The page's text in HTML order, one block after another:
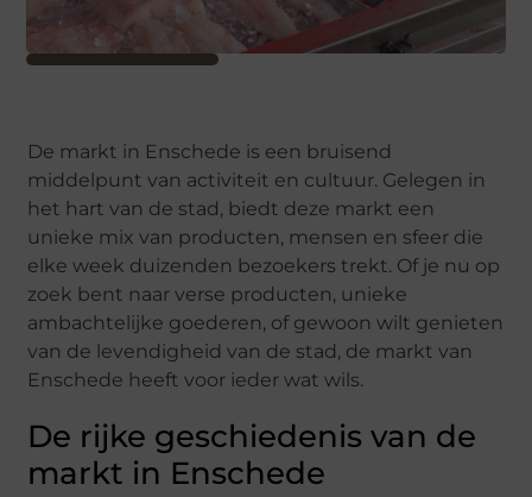
De markt in Enschede is een bruisend
middelpunt van activiteit en cultuur. Gelegen in
het hart van de stad, biedt deze markt een
unieke mix van producten, mensen en sfeer die
elke week duizenden bezoekers trekt. Of je nu op
zoek bent naar verse producten, unieke
ambachtelijke goederen, of gewoon wilt genieten
van de levendigheid van de stad, de markt van
Enschede heeft voor ieder wat wils.
De rijke geschiedenis van de
markt in Enschede